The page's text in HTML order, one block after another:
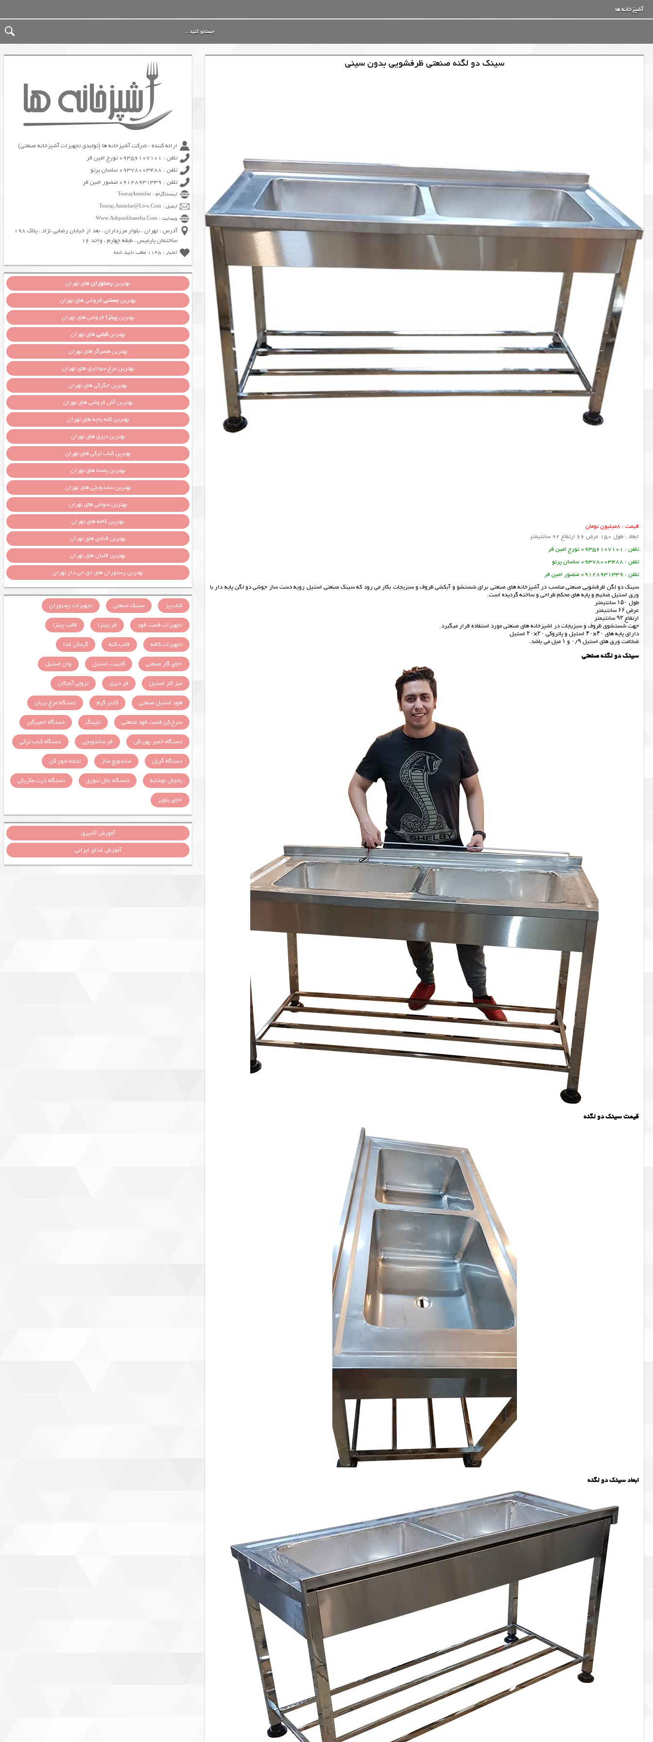
آشپزخانه ها
سینک دو لگنه صنعتی ظرفشویی بدون سینی
قیمت : 8میلیون تومان
ابعاد : طول 150 عرض 66 ارتفاع 92 سانتیمتر
تلفن : 09356107101 تورج امین فر
تلفن : 09378003488 ساسان پرتو
تلفن : 09128931339 منصور امین فر
سینک دو لگن ظرفشویی صنعتی مناسب در آشپزخانه های صنعتی برای شستشو و آبکشی ظروف و سبزیجات بکار می رود که سینک صنعتی استیل رویه دست ساز جوشی دو لگن پایه دار با
ورق استیل ضخیم و پایه های محکم طراحی و ساخته گردیده است.
طول ۱۵۰ سانتیمتر
عرض ۶۶ سانتیمتر
ارتفاع ۹۲ سانتیمتر
جهت شستشوی ظروف و سبزیجات در اشپزخانه های صنعتی مورد استفاده قرار میگیرد.
دارای پایه های ۴۰×۴۰ استیل و پاتروکی ۲۰×۲۰ استیل
ضخامت ورق های استیل ۰/۹ و ۱ میل می باشد.
سینک دو لگنه صنعتی
قیمت سینک دو لگنه
ابعاد سینک دو لگنه
ارائه کننده : شرکت آشپزخانه ها (تولیدی تجهیزات آشپزخانه صنعتی)
تلفن : 09356107101 تورج امین فر
تلفن : 09378003488 ساسان پرتو
تلفن : 09128931339 منصور امین فر
اینستاگرام : TourajAminfar
ایمیل : Touraj.Aminfar@Live.Com
وبسایت : Www.Ashpazkhaneha.Com
آدرس : تهران ، بلوار مرزداران ، بعد از خیابان رضایی نژاد ، پلاک 198
ساختمان پارمیس ، طبقه چهارم ، واحد 16
اعتبار : 1145 مطلب تایید شده
بهترینرستورانهای تهران
بهترینبستنیفروشی های تهران
بهترینپیتزا فروشی های تهران
بهترینکبابیهای تهران
بهترین همبرگر های تهران
بهترین مرغ سوخاری های تهران
بهترین جگرکی های تهران
بهترین آش فروشی های تهران
بهترین کله پاچه های تهران
بهترین دیزی های تهران
بهترین کباب ترکی های تهران
بهترین پاستا های تهران
بهترین ساندویچی های تهران
بهترین سوشی های تهران
بهترین کافه های تهران
بهترین قنادی های تهران
بهترین قلیان های تهران
بهترین رستوران های دی جی دار تهران
کباب پز سینک صنعتی
تجهیزات رستوران
تجهیزات فست فود
فر پیتزا
قالب پیتزا
تجهیزات کافه
قالب کته
گرمکن غذا
اجاق گاز صنعتی
کابینت استیل
وان استیل
میز کار استیل
فر دیزی
ترولی آبچکان
هود استیل صنعتی
کانتر گرم
دستگاه مرغ بریان
سرخ کن فست فود صنعتی
تاپینگ
دستگاه خمیرگیر
دستگاه خمیر پهن کن
فر ساندویچی
دستگاه کباب ترکی
دستگاه گریل
ساندویچ ساز
تخمه شور کن
یخچال نوشابه
دستگاه بلال تنوری
دستگاه ذرت مکزیکی
اجاق پلوپز
آموزش آشپزی
آموزش غذای ایرانی